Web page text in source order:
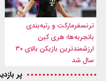
ترنسفرمارکت و رتبه‌بندی
باتجربه‌ها؛ هری کین
ارزشمندترین بازیکن بالای ۳۰
سال شد
پر